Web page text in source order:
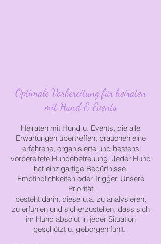
Optimale Vorbereitung für heiraten
mit Hund & Events
Heiraten mit Hund u. Events, die alle
Erwartungen übertreffen, brauchen eine
erfahrene, organisierte und bestens
vorbereitete Hundebetreuung. Jeder Hund
hat einzigartige Bedürfnisse,
Empfindlichkeiten oder Trigger. Unsere
Priorität
besteht darin, diese u.a. zu analysieren,
zu erfühlen und sicherzustellen, dass sich
ihr Hund absolut in jeder Situation
geschützt u. geborgen fühlt.